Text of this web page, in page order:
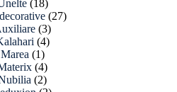
18
produse
2727
33
produse
44
Marea 11
produs
44
produse
22